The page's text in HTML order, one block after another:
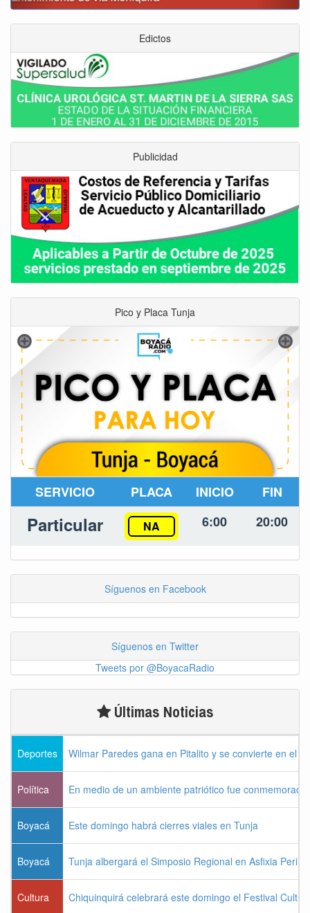
Edictos
Publicidad
Pico y Placa Tunja
SERVICIO PLACA INICIO FIN
Particular NA 6:00 20:00
Síguenos en Facebook
Síguenos en Twitter
Tweets por @BoyacaRadio
Últimas Noticias
Deportes Wilmar Paredes gana en Pitalito y se convierte en el
Política En medio de un ambiente patriótico fue
Boyacá Este domingo habrá cierres viales en Tunja
Boyacá Tunja albergará el Simposio Regional en Asfixia
Cultura Chiquinquirá celebrará este domingo el Festival